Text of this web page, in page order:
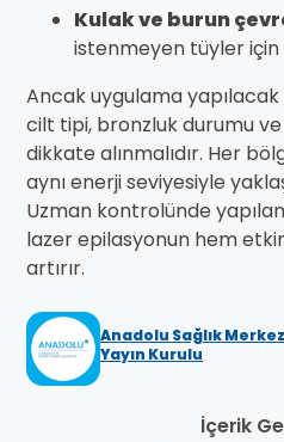
Kulak ve burun
istenmeyen tüyler
Ancak uygulama
cilt tipi, bronzluk durumu
dikkate alınmalıdır. Her
aynı enerji seviyesiyle
Uzman kontrolünde
lazer epilasyonun hem
artırır.
Anadolu Sağlık
Yayın Kurulu
İçerik